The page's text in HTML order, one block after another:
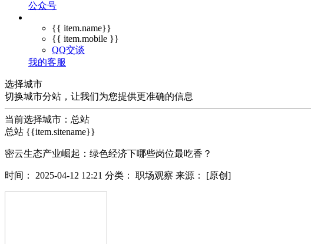
公众号
{{ item.name}}
{{ item.mobile }}
QQ交谈
我的客服
选择城市
切换城市分站，让我们为您提供更准确的信息
当前选择城市： 总站
总站 {{item.sitename}}
密云生态产业崛起：绿色经济下哪些岗位最吃香？
时间： 2025-04-12 12:21 分类： 职场观察 来源： [原创]